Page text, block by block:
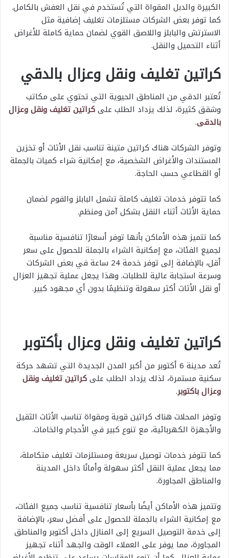
الكبيرة والدبل المقواة التي تُستخدم في نقل العفش بالكامل.
كما توفر بعض الشركات مستلزمات تغليف إضافية مثل
الاسترتش والبابلز واللاصق القوي لضمان حماية كاملة للأغراض
أثناء التحميل والنقل.
كراتين تغليف ونقل وعزال بالدقي
تُعتبر الدقي من المناطق الحيوية التي تحتوي على مكاتب
وشقق كثيرة، لذلك يزداد الطلب علىكراتين تغليف ونقل وعزال
بالدقى.
وتوفر الشركات هناك كراتين متينة تناسب نقل الأثاث أو تخزين
المستندات والأغراض الشخصية، مع إمكانية شراء كميات بالجملة
أو القطاعي حسب الحاجة.
كما تتوفر خدمات تغليف كاملة تشمل البابلز والفوم لضمان
حماية الأثاث أثناء النقل بشكل آمن ومنظم.
كما تتميز هذه الأماكن بأنها توفر أسعارًا تنافسية مناسبة
لجميع الفئات، مع إمكانية الشراء بالجملة للحصول على سعر
أقل، بالإضافة إلى توفر خدمة 24 ساعة في بعض الشركات
وسرعة استجابة عالية للطلبات. وهذا يجعل عملية تجهيز العزال
أو نقل الأثاث أكثر سهولة وتنظيمًا بدون أي مجهود كبير.
كراتين تغليف ونقل وعزال بأكتوبر
تُعد مدينة 6 أكتوبر من أكبر المدن الجديدة التي تشهد حركة
سكنية مستمرة، لذلك يزداد الطلب علىكراتين تغليف ونقل
وعزال باكتوبر.
وتوفر المحلات هناك كراتين قوية ومقواة تناسب الأثاث الثقيل
والأجهزة الكهربائية، مع تنوع كبير في الأحجام والخامات.
كما تتوفر خدمات توصيل سريعة ومستلزمات تغليف متكاملة،
مما يجعل عملية النقل أكثر سهولة وأمانًا داخل المدينة
والمناطق المجاورة.
وتتميز هذه الأماكن أيضًا بأسعار تنافسية تناسب جميع الفئات،
مع إمكانية الشراء بالجملة للحصول على أفضل سعر، بالإضافة
إلى خدمة التوصيل السريع إلى المنازل داخل أكتوبر والمناطق
المجاورة، مما يوفر على العملاء الوقت والجهد أثناء تجهيز